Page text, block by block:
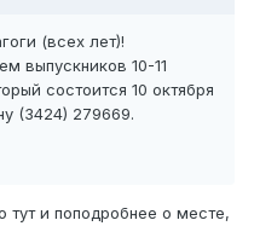
(всех лет)!
выпускников 10-11
состоится 10 октября
(3424) 279669.
и поподробнее о месте,